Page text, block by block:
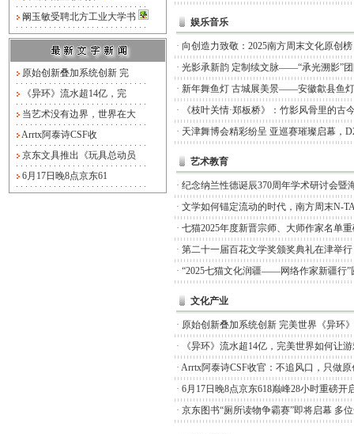
阚玉敏受聘北方工业大学书
原始创新叠加系统创新 完
《异环》流水超14亿，完
当艺术没有边界，世界在大
Arrtx阿泰诗CSF收
京东文具推出《玩具总动员
6月17日晚8点京东61
娱乐音乐
· 向创造力致敬：2025南方周末文化原创
· 光影承新韵 定制续文脉——“承光溯影”
· 新年舞鱼灯 古城展美景——安徽歙县鱼
·
《枝叶关情·郑板桥》：竹影风骨里的古
· 天津舞博会精彩纷呈 亚巡赛璀璨启幕，
艺术教育
· 纪念纳兰性德诞辰370周年学术研讨会暨
· 文学如何锚定流动的时代，南方周末N-
· 七猫2025年度新晋宗师、大师作家名单
· 第二十一届百花文学奖颁奖典礼在津举行
· “2025七猫文化润疆——网络作家新疆行”
文化产业
· 原始创新叠加系统创新 完美世界《异环
·
《异环》流水超14亿，完美世界如何让游
· Arrtx阿泰诗CSF收官：不追风口，只做原
· 6月17日晚8点京东618巅峰28小时重磅开
· 京东图书“厕所读物争霸赛”即将启幕 多